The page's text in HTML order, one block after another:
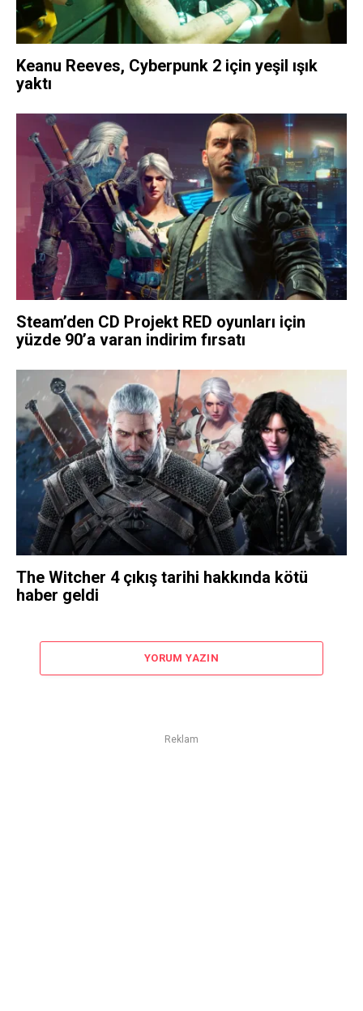
Keanu Reeves, Cyberpunk 2 için yeşil ışık
yaktı
Steam’den CD Projekt RED oyunları için
yüzde 90’a varan indirim fırsatı
The Witcher 4 çıkış tarihi hakkında kötü
haber geldi
YORUM YAZIN
Reklam